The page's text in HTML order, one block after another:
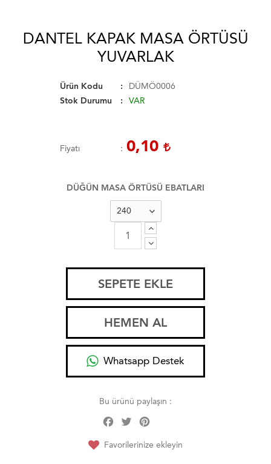
DANTEL KAPAK MASA ÖRTÜSÜ
YUVARLAK
Ürün Kodu
DÜMÖ0006
Stok Durumu
VAR
Fiyatı 0,10
DÜĞÜN MASA ÖRTÜSÜ EBATLARI
SEPETE EKLE
HEMEN AL
Whatsapp Destek
Bu ürünü paylaşın :
Facebook
Twitter
Favorilerinize ekleyin